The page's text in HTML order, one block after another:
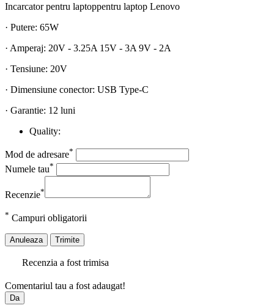
Incarcator pentru laptoppentru laptop Lenovo
· Putere: 65W
· Amperaj: 20V - 3.25A 15V - 3A 9V - 2A
· Tensiune: 20V
· Dimensiune conector: USB Type-C
· Garantie: 12 luni
Quality:
Mod de adresare*
Numele tau*
Recenzie*
* Campuri obligatorii
Anuleaza Trimite
Recenzia a fost trimisa
Comentariul tau a fost adaugat!
Da